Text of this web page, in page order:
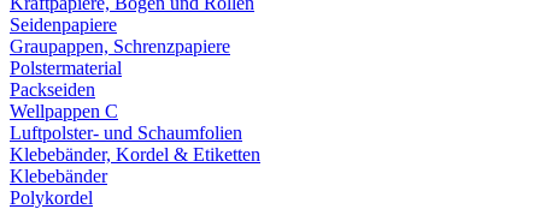
Seidenpapiere
Graupappen, Schrenzpapiere
Polstermaterial
Packseiden
Wellpappen C
Luftpolster- und Schaumfolien
Klebebänder, Kordel & Etiketten
Klebebänder
Polykordel